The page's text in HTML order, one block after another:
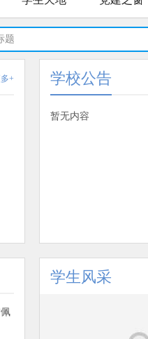
+ 学校公告
暂无内容
学生风采